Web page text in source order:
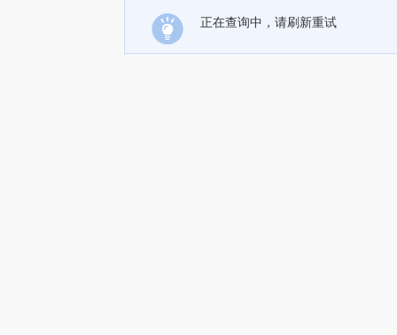
正在查询中，请刷新重试